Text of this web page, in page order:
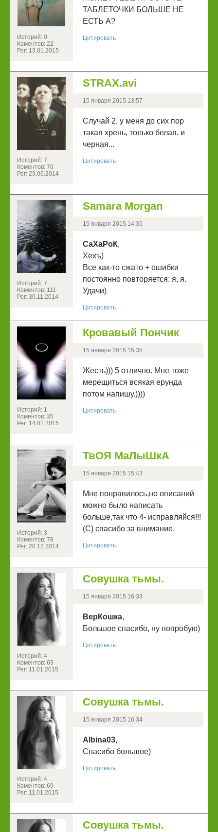
Историй: 0
Коментов: 22
Рег: 13.01.2015
ТАБЛЕТОЧКИ БОЛЬШЕ НЕ
ЕСТЬ А?
Цитировать
Историй: 7
Коментов: 70
Рег: 23.06.2014
STRAX.avi
15 января 2015 13:57
Случай 2, у меня до сих пор
такая xрень, только белая, и
черная...
Цитировать
Историй: 7
Коментов: 111
Рег: 30.11.2014
Samara Morgan
15 января 2015 14:35
СаХаРоК,
Хехъ)
Все как-то сжато + ошибки
постоянно повторяется: я, я.
Удачи)
Цитировать
Историй: 1
Коментов: 35
Рег: 14.01.2015
Кровавый Пончик
15 января 2015 15:35
Жесть))) 5 отлично. Мне тоже
мерещиться всякая ерунда
потом напишу.))))
Цитировать
Историй: 3
Коментов: 78
Рег: 20.12.2014
ТвОЯ МаЛыШкА
15 января 2015 15:43
Мне понравилось,но описаний
можно было написать
больше,так что 4- исправляйся!!!
(С) спасибо за внимание.
Цитировать
Историй: 4
Коментов: 69
Рег: 11.01.2015
Совушка тьмы.
15 января 2015 16:33
ВерКошка,
Большое спасибо, ну попробую)
Цитировать
Историй: 4
Коментов: 69
Рег: 11.01.2015
Совушка тьмы.
15 января 2015 16:34
Albina03,
Спасибо большое)
Цитировать
Совушка тьмы.